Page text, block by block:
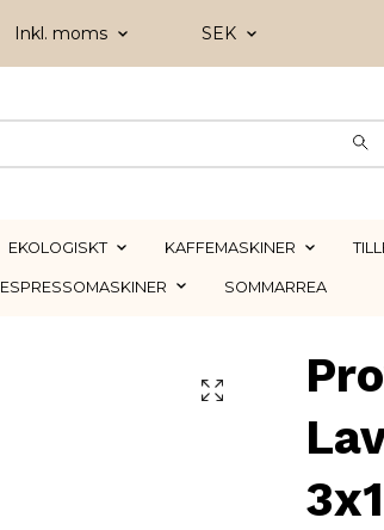
Inkl. moms SEK
EKOLOGISKT KAFFEMASKINER
ESPRESSOMASKINER SOMMARREA